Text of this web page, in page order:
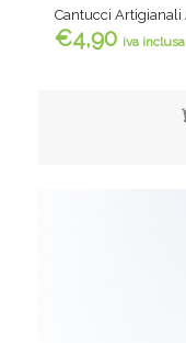
Cantucci Artigianali
€4,90 iva inclusa